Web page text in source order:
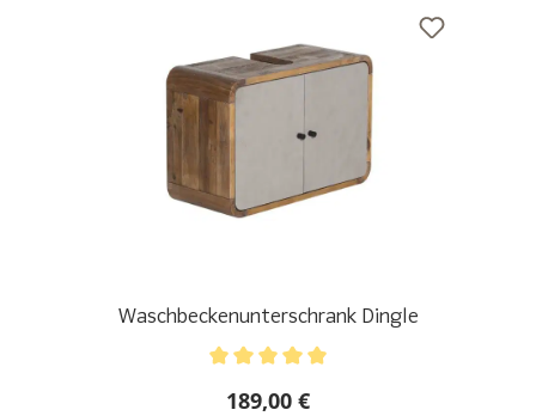
Waschbeckenunterschrank Dingle
189,00 €